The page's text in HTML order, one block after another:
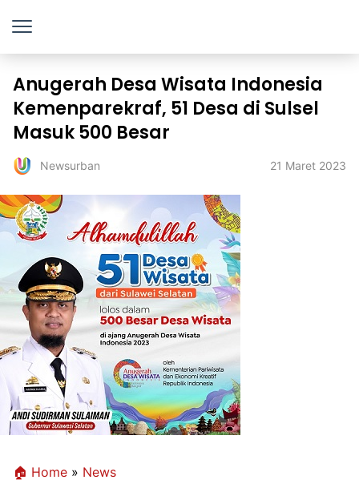
Anugerah Desa Wisata Indonesia
Kemenparekraf, 51 Desa di Sulsel
Masuk 500 Besar
Newsurban 21 Maret 2023
🏠 Home » News